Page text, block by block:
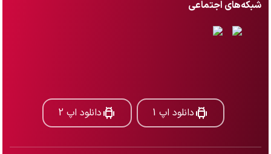
شبکه‌های اجتماعی
دانلود اپ 1 دانلود اپ 2